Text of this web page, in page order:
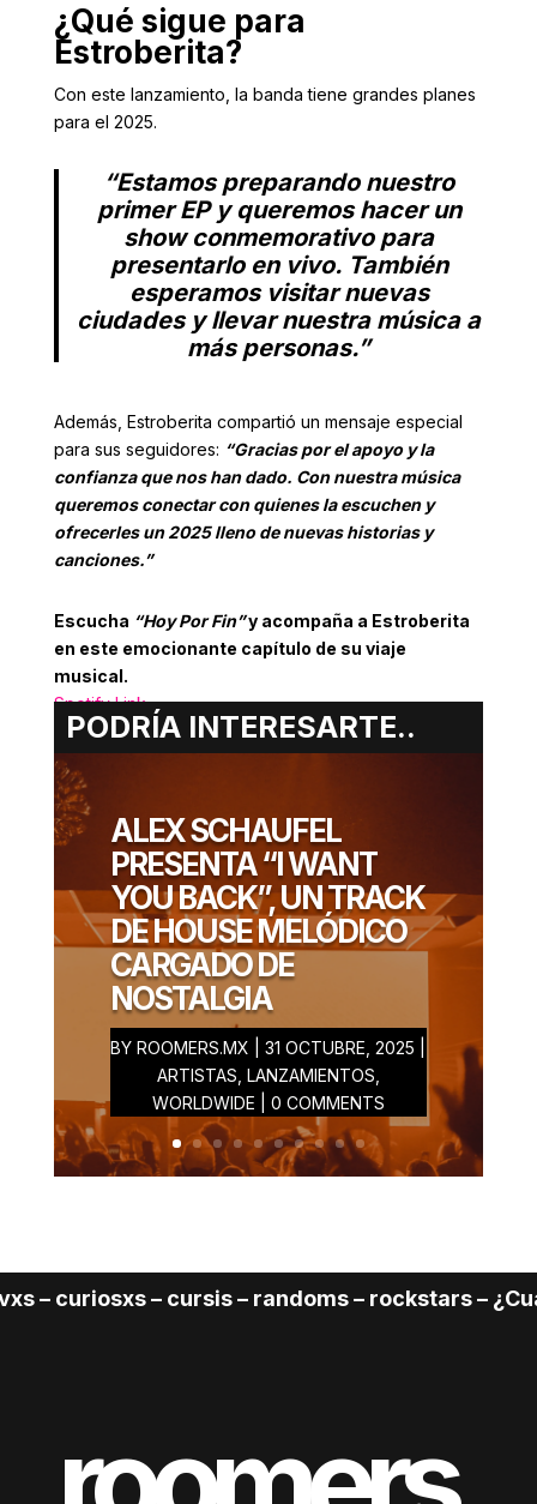
¿Qué sigue para
Estroberita?
Con este lanzamiento, la banda tiene grandes planes
para el 2025.
“Estamos preparando nuestro
primer EP y queremos hacer un
show conmemorativo para
presentarlo en vivo. También
esperamos visitar nuevas
ciudades y llevar nuestra música a
más personas.”
Además, Estroberita compartió un mensaje especial
para sus seguidores: “Gracias por el apoyo y la
confianza que nos han dado. Con nuestra música
queremos conectar con quienes la escuchen y
ofrecerles un 2025 lleno de nuevas historias y
canciones.”
Escucha “Hoy Por Fin”y acompaña a Estroberita
en este emocionante capítulo de su viaje
musical.
Spotify Link
Instagram:@estroberita
ERIK
GONZALEZ
DICIEMBRE 16, 2024
PODRÍA INTERESARTE..
ALEX SCHAUFEL
PRESENTA “I WANT
YOU BACK”, UN TRACK
DE HOUSE MELÓDICO
CARGADO DE
NOSTALGIA
BYROOMERS.MX |31 OCTUBRE, 2025
ARTISTAS LANZAMIENTOS
WORLDWIDE | 0 COMMENTS
– cursis – randoms – rockstars – ¿Cuál Faltó?